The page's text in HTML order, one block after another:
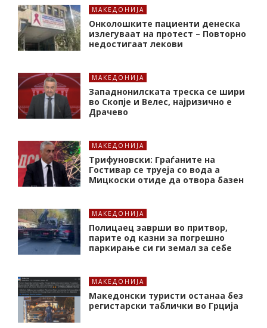
МАКЕДОНИЈА
Онколошките пациенти денеска
излегуваат на протест – Повторно
недостигаат лекови
МАКЕДОНИЈА
Западнонилската треска се шири
во Скопје и Велес, најризично е
Драчево
МАКЕДОНИЈА
Трифуновски: Граѓаните на
Гостивар се труеја со вода а
Мицкоски отиде да отвора базен
МАКЕДОНИЈА
Полицаец заврши во притвор,
парите од казни за погрешно
паркирање си ги земал за себе
МАКЕДОНИЈА
Македонски туристи останаа без
регистарски таблички во Грција